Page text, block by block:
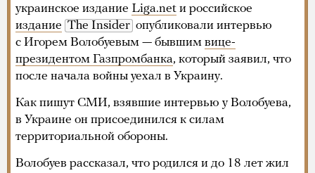
украинское издание Liga.net и российское
издание The Insider опубликовали интервью
с Игорем Волобуевым — бывшим вице-
президентом Газпромбанка, который заявил, что
после начала войны уехал в Украину.
Как пишут СМИ, взявшие интервью у Волобуева,
в Украине он присоединился к силам
территориальной обороны.
Волобуев рассказал, что родился и до 18 лет жил